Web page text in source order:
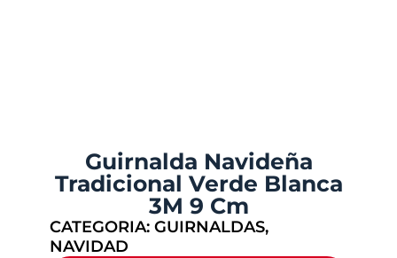
Guirnalda Navideña
Tradicional Verde Blanca
3M 9 Cm
CATEGORIA: GUIRNALDAS,
NAVIDAD